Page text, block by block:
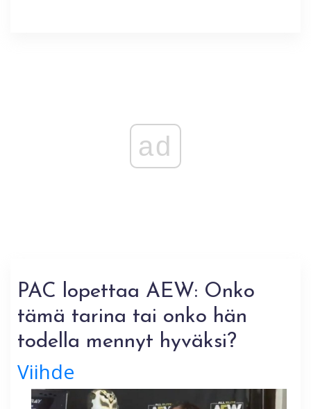
ad
PAC lopettaa AEW: Onko
tämä tarina tai onko hän
todella mennyt hyväksi?
Viihde